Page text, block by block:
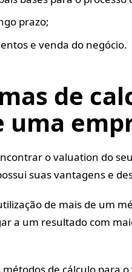
prazo;
e venda do negócio.
de
o valuation do
suas vantagens e
de mais de um
a um resultado com